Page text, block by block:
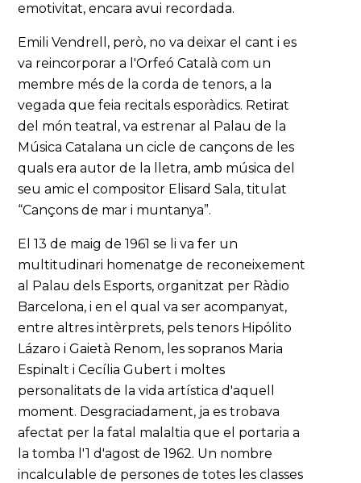
emotivitat, encara avui recordada.
Emili Vendrell, però, no va deixar el cant i es
va reincorporar a l'Orfeó Català com un
membre més de la corda de tenors, a la
vegada que feia recitals esporàdics. Retirat
del món teatral, va estrenar al Palau de la
Música Catalana un cicle de cançons de les
quals era autor de la lletra, amb música del
seu amic el compositor Elisard Sala, titulat
“Cançons de mar i muntanya”.
El 13 de maig de 1961 se li va fer un
multitudinari homenatge de reconeixement
al Palau dels Esports, organitzat per Ràdio
Barcelona, i en el qual va ser acompanyat,
entre altres intèrprets, pels tenors Hipólito
Lázaro i Gaietà Renom, les sopranos Maria
Espinalt i Cecília Gubert i moltes
personalitats de la vida artística d'aquell
moment. Desgraciadament, ja es trobava
afectat per la fatal malaltia que el portaria a
la tomba l'1 d'agost de 1962. Un nombre
incalculable de persones de totes les classes